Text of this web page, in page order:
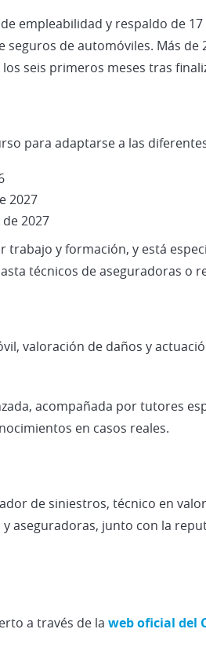
empleabilidad y respaldo de
de automóviles. Más
seis primeros meses tras
para adaptarse a las
2027
2027
y formación, y está
técnicos de aseguradoras o
valoración de daños y
acompañada por tutores
en casos reales.
de siniestros, técnico en
aseguradoras, junto con la
a través de la web oficial del